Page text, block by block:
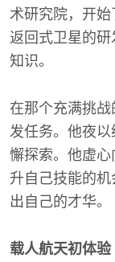
术研究院，开
返回式卫星的
知识。
在那个充满挑
发任务。他夜
懈探索。他虚
升自己技能的
出自己的才华。
载人航天初体验